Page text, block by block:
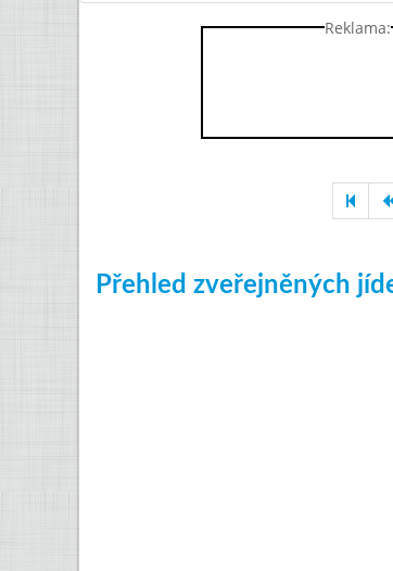
Reklama:
Přehled zveřejněných